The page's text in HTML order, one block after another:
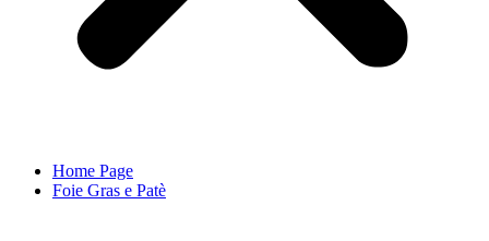
Home Page
Foie Gras e Patè